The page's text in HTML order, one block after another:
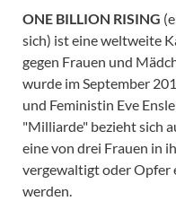
ONE BILLION RISING
sich) ist eine weltweite
gegen Frauen und
wurde im September
und Feministin Eve
"Milliarde" bezieht sich
eine von drei Frauen in
vergewaltigt oder Opfer
werden.